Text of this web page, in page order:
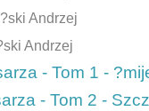
Andrzej
Andrzej
- Tom 1 -
- Tom 2 -